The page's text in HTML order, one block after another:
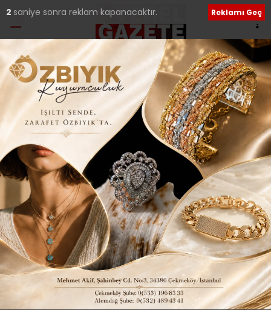
Etiket:İSTESOB
Başkanını kaybeden İstanbul esnafı yasta!
Bir süredir tedavi gören İstanbul Esnaf ve Sanatkârlar
Odaları Birliği (İSTESOB), Başkanı Faik Yılmaz, yaşamını
1 saniye sonra reklam kapanacaktır. Reklamı Geç